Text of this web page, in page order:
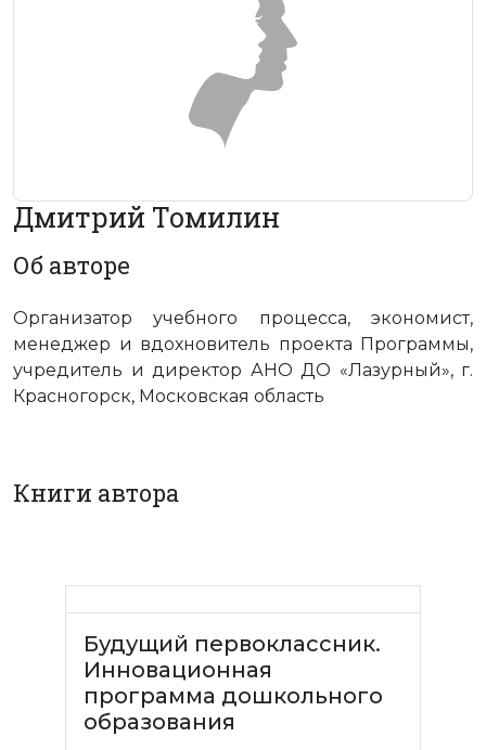
Дмитрий Томилин
Об авторе
Организатор учебного процесса, экономист,
менеджер и вдохновитель проекта Программы,
учредитель и директор АНО ДО «Лазурный», г.
Красногорск, Московская область
Книги автора
Будущий первоклассник.
Инновационная
программа дошкольного
образования